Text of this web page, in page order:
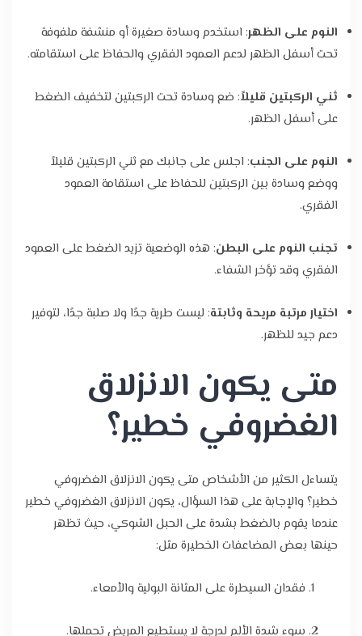
النوم على الظهر: استخدم وسادة صغيرة أو منشفة ملفوفة
تحت أسفل الظهر لدعم العمود الفقري والحفاظ على استقامته.
ثني الركبتين قليلاً: ضع وسادة تحت الركبتين لتخفيف الضغط
على أسفل الظهر.
النوم على الجنب: اجلس على جانبك مع ثني الركبتين قليلاً
ووضع وسادة بين الركبتين للحفاظ على استقامة العمود
الفقري.
تجنب النوم على البطن: هذه الوضعية تزيد الضغط على العمود
الفقري وقد تؤخر الشفاء.
اختيار مرتبة مريحة وثابتة: ليست طرية جدًا ولا صلبة جدًا، لتوفير
دعم جيد للظهر.
متى يكون الانزلاق
الغضروفي خطير؟
يتساءل الكثير من الأشخاص متى يكون الانزلاق الغضروفي
خطير؟ والإجابة على هذا السؤال، يكون الانزلاق الغضروفي خطير
عندما يقوم بالضغط بشدة على الحبل الشوكي، حيث تظهر
حينها بعض المضاعفات الخطيرة مثل:
فقدان السيطرة على المثانة البولية والأمعاء.
سوء شدة الألم لدرجة لا يستطيع المريض تحملها.